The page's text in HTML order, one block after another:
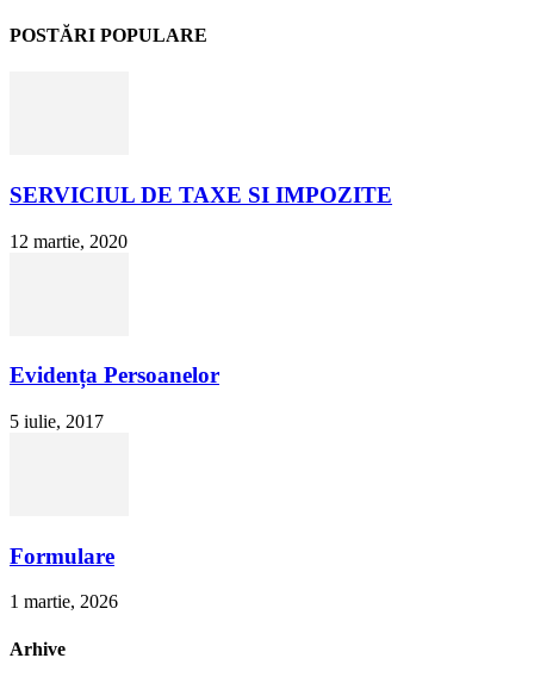
POSTĂRI POPULARE
SERVICIUL DE TAXE SI IMPOZITE
12 martie, 2020
Evidența Persoanelor
5 iulie, 2017
Formulare
1 martie, 2026
Arhive